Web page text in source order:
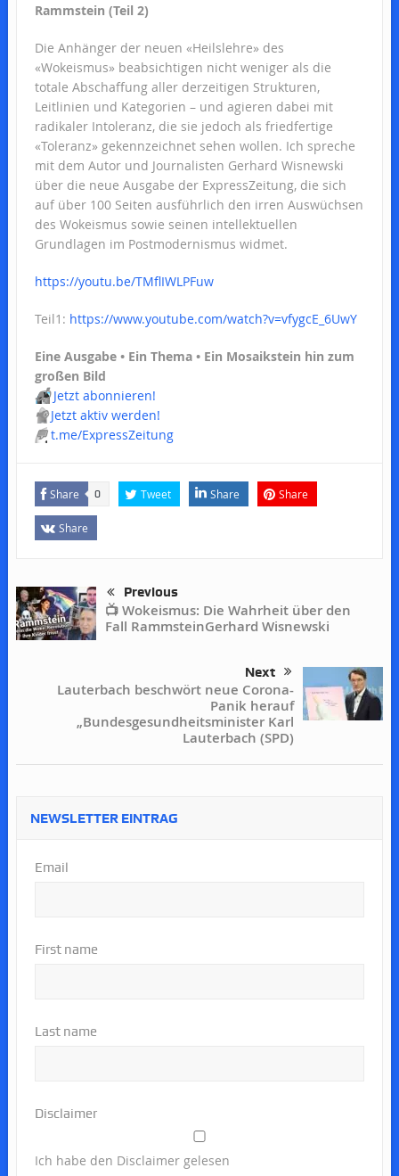
Rammstein (Teil 2)
Die Anhänger der neuen «Heilslehre» des
«Wokeismus» beabsichtigen nicht weniger als die
totale Abschaffung aller derzeitigen Strukturen,
Leitlinien und Kategorien – und agieren dabei mit
radikaler Intoleranz, die sie jedoch als friedfertige
«Toleranz» gekennzeichnet sehen wollen. Ich spreche
mit dem Autor und Journalisten Gerhard Wisnewski
über die neue Ausgabe der ExpressZeitung, die sich
auf über 100 Seiten ausführlich den irren Auswüchsen
des Wokeismus sowie seinen intellektuellen
Grundlagen im Postmodernismus widmet.
https://youtu.be/TMflIWLPFuw
Teil1: https://www.youtube.com/watch?v=vfygcE_6UwY
Eine Ausgabe • Ein Thema • Ein Mosaikstein hin zum
großen Bild
📬 Jetzt abonnieren!
📢 Jetzt aktiv werden!
💬 t.me/ExpressZeitung
Share 0 Tweet Share Share
Share
Previous
📺 Wokeismus: Die Wahrheit über den
Fall RammsteinGerhard Wisnewski
Next
Lauterbach beschwört neue Corona-
Panik herauf
„Bundesgesundheitsminister Karl
Lauterbach (SPD)
NEWSLETTER EINTRAG
Email
First name
Last name
Disclaimer
Ich habe den Disclaimer gelesen